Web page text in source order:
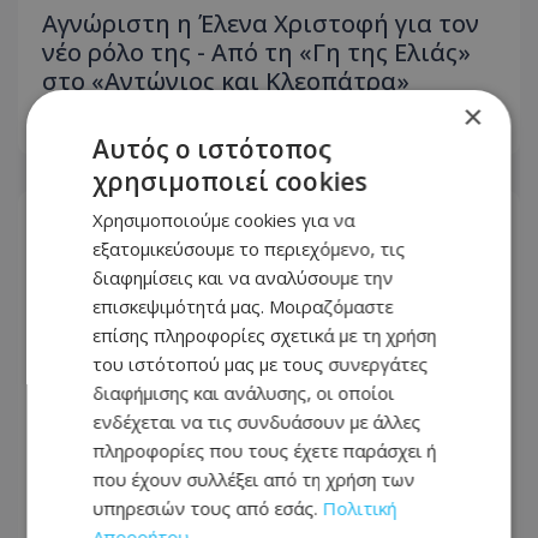
Αγνώριστη η Έλενα Χριστοφή για τον
νέο ρόλο της - Από τη «Γη της Ελιάς»
στο «Αντώνιος και Κλεοπάτρα»
×
Αυτός ο ιστότοπος
χρησιμοποιεί cookies
Χρησιμοποιούμε cookies για να
εξατομικεύσουμε το περιεχόμενο, τις
διαφημίσεις και να αναλύσουμε την
επισκεψιμότητά μας. Μοιραζόμαστε
επίσης πληροφορίες σχετικά με τη χρήση
του ιστότοπού μας με τους συνεργάτες
διαφήμισης και ανάλυσης, οι οποίοι
ενδέχεται να τις συνδυάσουν με άλλες
πληροφορίες που τους έχετε παράσχει ή
που έχουν συλλέξει από τη χρήση των
υπηρεσιών τους από εσάς. Πολιτική